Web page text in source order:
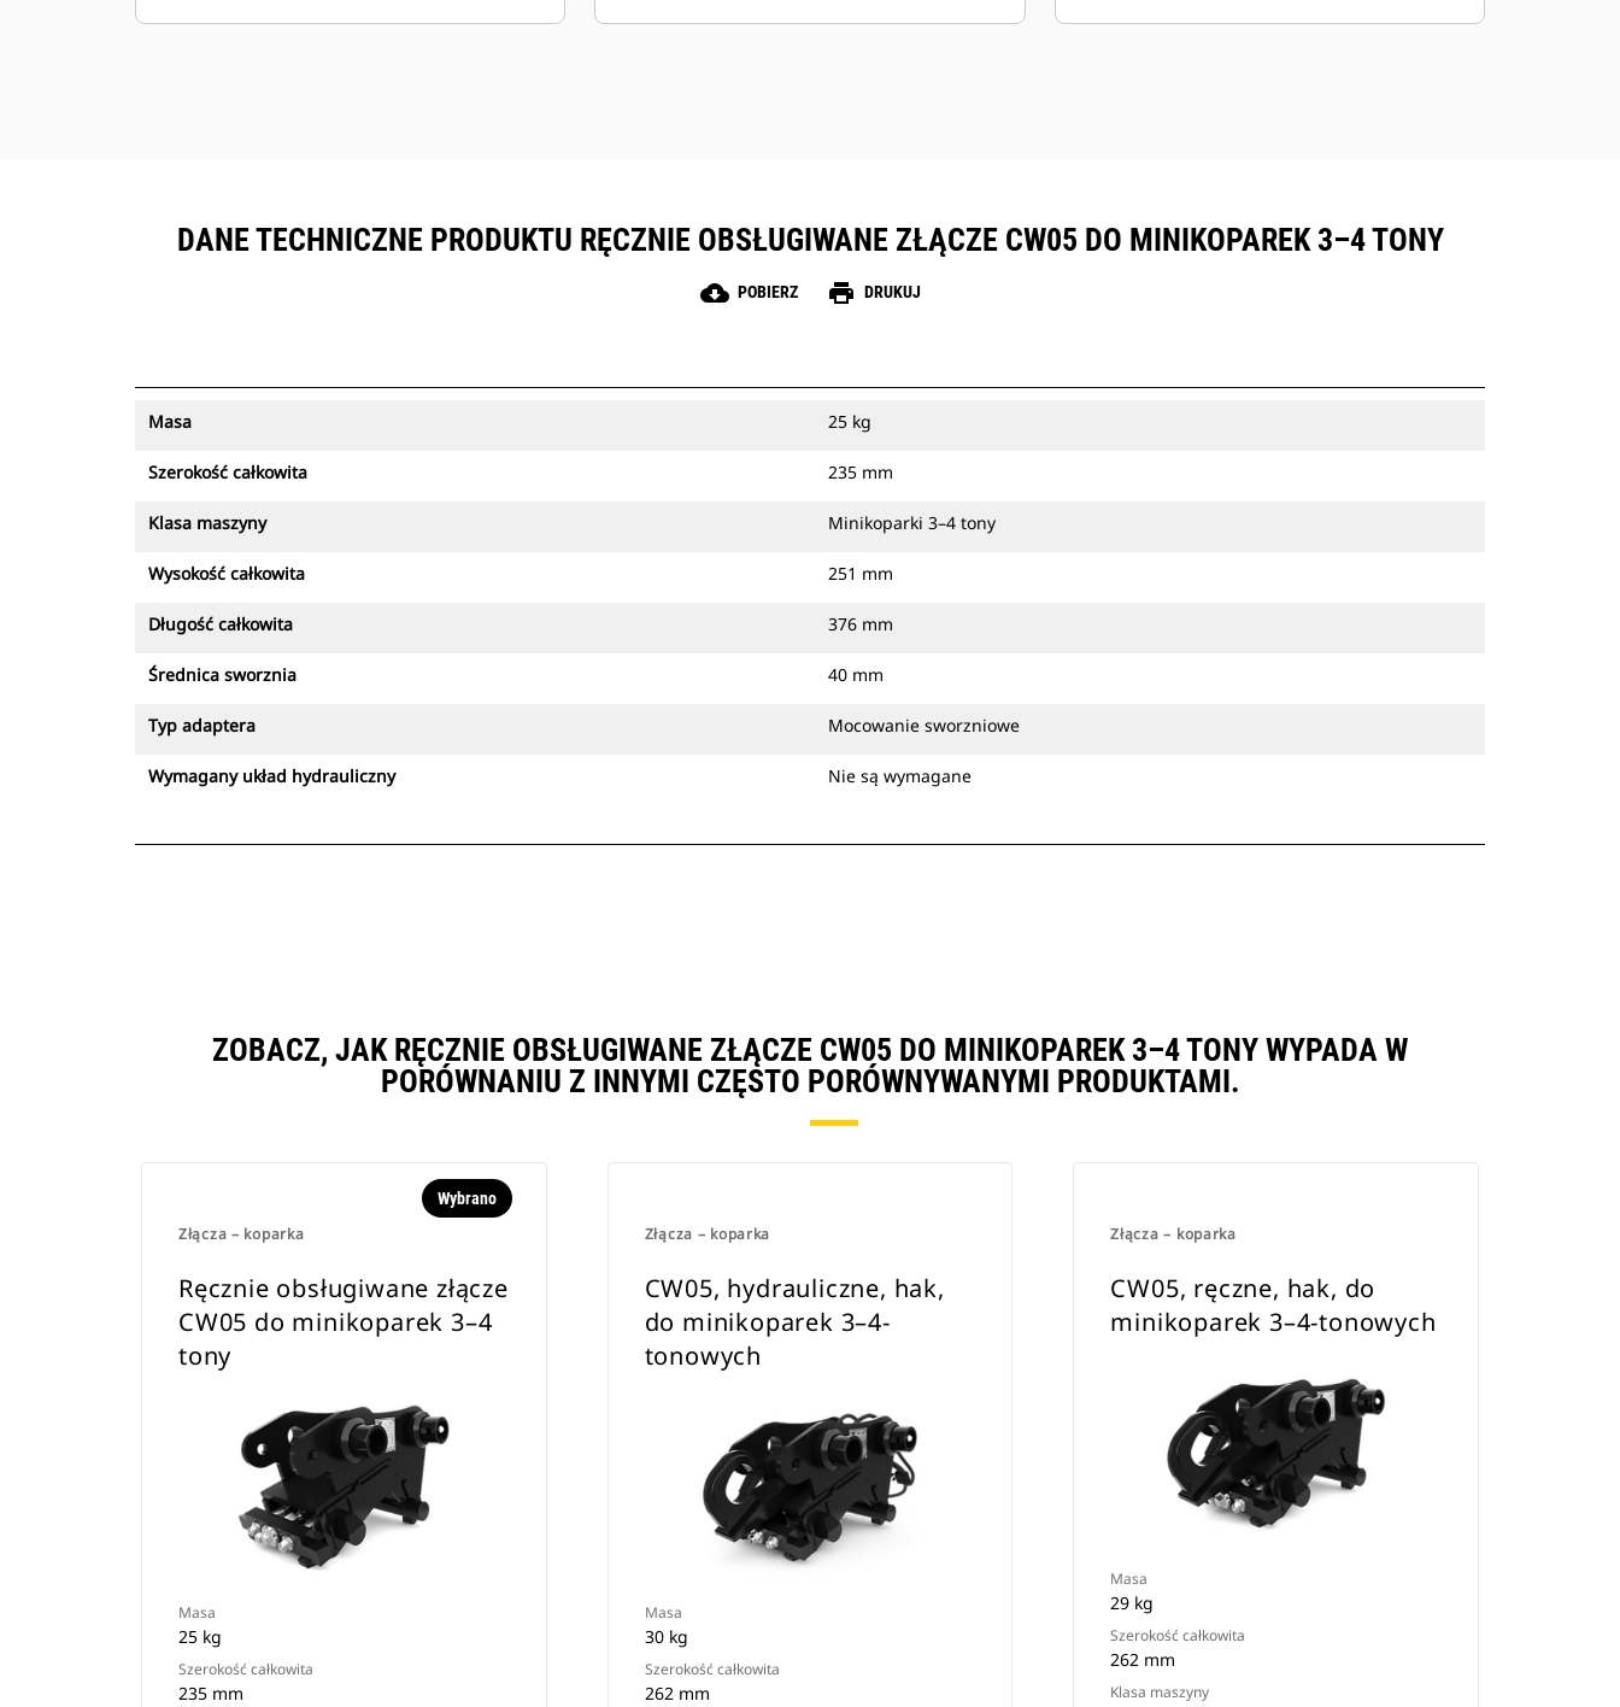
DANE TECHNICZNE PRODUKTU RĘCZNIE OBSŁUGIWANE ZŁĄCZE CW05 DO MINIKOPAREK 3–4 TONY
cloud_download POBIERZ print DRUKUJ
Masa 25 kg
Szerokość całkowita 235 mm
Klasa maszyny Minikoparki 3–4 tony
Wysokość całkowita 251 mm
Długość całkowita 376 mm
Średnica sworznia 40 mm
Typ adaptera Mocowanie sworzniowe
Wymagany układ hydrauliczny Nie są wymagane
ZOBACZ, JAK RĘCZNIE OBSŁUGIWANE ZŁĄCZE CW05 DO MINIKOPAREK 3–4 TONY WYPADA W
PORÓWNANIU Z INNYMI CZĘSTO PORÓWNYWANYMI PRODUKTAMI.
Złącza – koparka
Wybrano
Ręcznie obsługiwane złącze
CW05 do minikoparek 3–4
tony
Masa
25 kg
Szerokość całkowita
235 mm
Złącza – koparka
CW05, hydrauliczne, hak,
do minikoparek 3–4-
tonowych
Masa
30 kg
Szerokość całkowita
262 mm
Złącza – koparka
CW05, ręczne, hak, do
minikoparek 3–4-tonowych
Masa
29 kg
Szerokość całkowita
262 mm
Klasa maszyny